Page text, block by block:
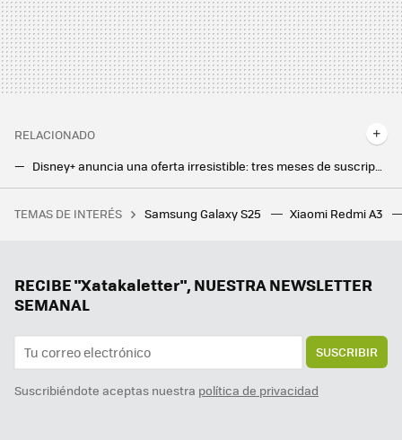
RELACIONADO
Disney+ anuncia una oferta irresistible: tres meses de suscripción por menos de 2 euros al mes
Lidl tiene el soporte revolucionario para tu móvil: con carga inalámbrica, altavoz y manos libres
Tenemos un problema con el futuro del cemento y con el exceso de plástico. A alguien se le ha ocurrido lo más obvio
TEMAS DE INTERÉS Samsung Galaxy S25 Xiaomi Redmi A3
RECIBE "Xatakaletter", NUESTRA NEWSLETTER
SEMANAL
SUSCRIBIR
Suscribiéndote aceptas nuestra política de privacidad